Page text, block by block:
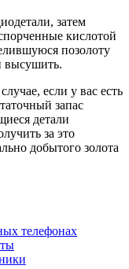
затем
кислотой
позолоту
высушить.
если у вас есть
запас
детали
за это
добытого золота
телефонах